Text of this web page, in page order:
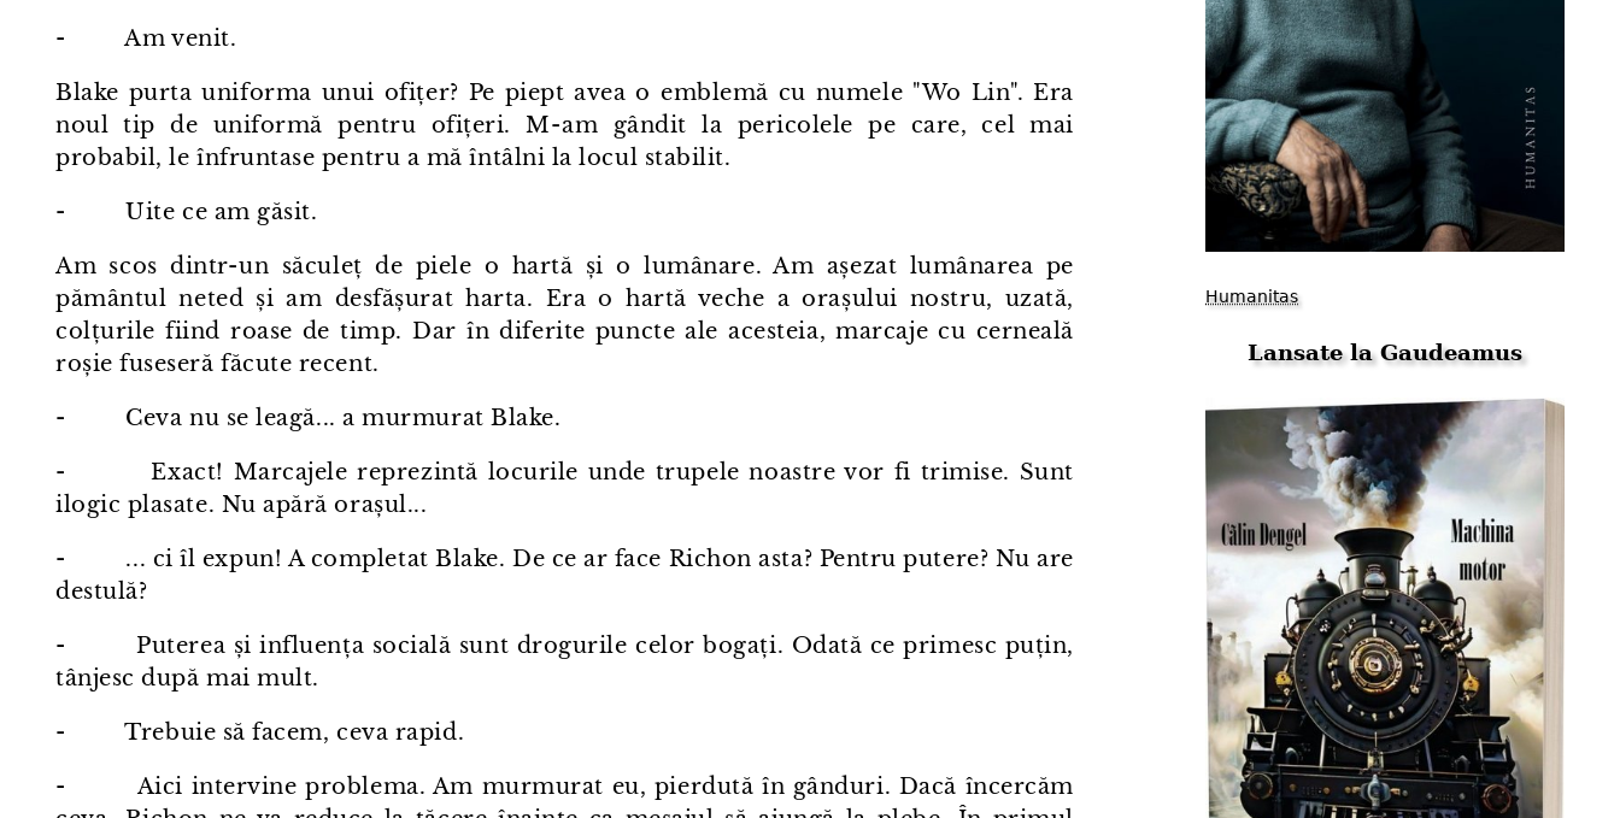
- Am venit.
Blake purta uniforma unui ofițer? Pe piept avea o emblemă cu numele "Wo Lin". Era
noul tip de uniformă pentru ofițeri. M⁠-⁠am gândit la pericolele pe care, cel mai
probabil, le înfruntase pentru a mă întâlni la locul stabilit.
- Uite ce am găsit.
Am scos dintr⁠-⁠un săculeț de piele o hartă și o lumânare. Am așezat lumânarea pe
pământul neted și am desfășurat harta. Era o hartă veche a orașului nostru, uzată,
colțurile fiind roase de timp. Dar în diferite puncte ale acesteia, marcaje cu cerneală
roșie fuseseră făcute recent.
- Ceva nu se leagă... a murmurat Blake.
- Exact! Marcajele reprezintă locurile unde trupele noastre vor fi trimise. Sunt
ilogic plasate. Nu apără orașul...
- ... ci îl expun! A completat Blake. De ce ar face Richon asta? Pentru putere? Nu are
destulă?
- Puterea și influența socială sunt drogurile celor bogați. Odată ce primesc puțin,
tânjesc după mai mult.
- Trebuie să facem, ceva rapid.
- Aici intervine problema. Am murmurat eu, pierdută în gânduri. Dacă încercăm
Humanitas
Lansate la Gaudeamus